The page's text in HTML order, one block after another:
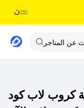
عن المتاجر
كروب لاب كود